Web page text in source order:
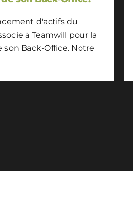
d'actifs du
à Teamwill pour la
Back-Office. Notre